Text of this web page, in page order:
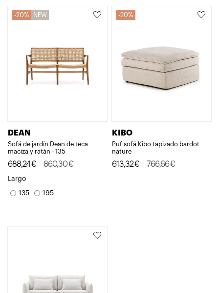
20% NEW
DEAN
Sofá de jardín Dean de teca
maciza y ratán - 135
860,30€
El
precio
original
688,24€
El
precio
actual
Largo
135 195
20%
KIBO
Puf sofá Kibo tapizado bardot
nature
766,66€
El
613,32€
El